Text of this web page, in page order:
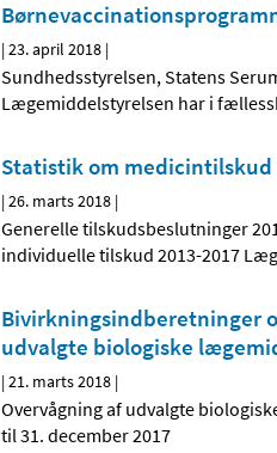
|23. april 2018 |
Sundhedsstyrelsen, Statens
Lægemiddelstyrelsen har i
Statistik om medicintilskud
|26. marts 2018 |
Generelle tilskudsbeslutninger
individuelle tilskud 2013-2017
Bivirkningsindberetninger
udvalgte biologiske
|21. marts 2018 |
Overvågning af udvalgte
til 31. december 2017